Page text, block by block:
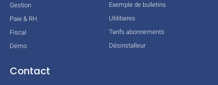
Gestion
Paie & RH
Fiscal
Démo
Exemple de bulletins
Utilitaires
Tarifs abonnements
Désinstalleur
Contact